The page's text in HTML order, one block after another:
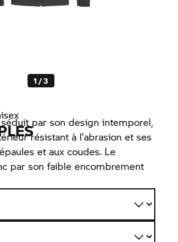
1 / 3
par son design intemporel,
résistant à l’abrasion et ses
et aux coudes. Le
par son faible encombrement